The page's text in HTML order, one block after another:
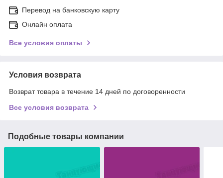
Перевод на банковскую карту
Онлайн оплата
Все условия оплаты
Условия возврата
Возврат товара в течение 14 дней по договоренности
Все условия возврата
Подобные товары компании